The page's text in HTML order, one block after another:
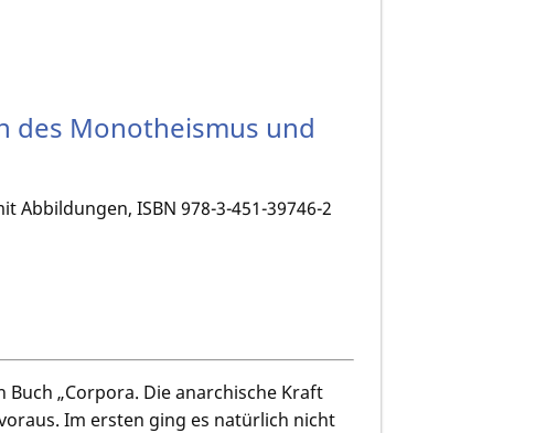
des Monotheismus und
Abbildungen, ISBN 978-3-451-39746-2
„Corpora. Die anarchische Kraft
Im ersten ging es natürlich nicht